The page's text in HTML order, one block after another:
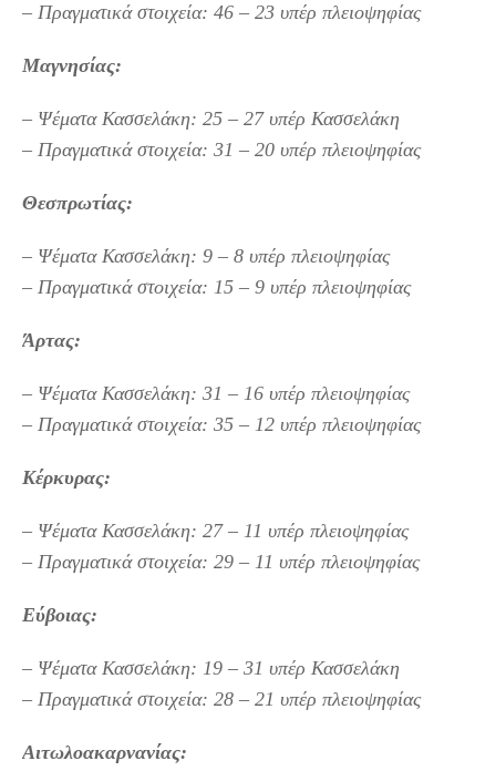
– Πραγματικά στοιχεία: 46 – 23 υπέρ πλειοψηφίας
Μαγνησίας:
– Ψέματα Κασσελάκη: 25 – 27 υπέρ Κασσελάκη
– Πραγματικά στοιχεία: 31 – 20 υπέρ πλειοψηφίας
Θεσπρωτίας:
– Ψέματα Κασσελάκη: 9 – 8 υπέρ πλειοψηφίας
– Πραγματικά στοιχεία: 15 – 9 υπέρ πλειοψηφίας
Άρτας:
– Ψέματα Κασσελάκη: 31 – 16 υπέρ πλειοψηφίας
– Πραγματικά στοιχεία: 35 – 12 υπέρ πλειοψηφίας
Κέρκυρας:
– Ψέματα Κασσελάκη: 27 – 11 υπέρ πλειοψηφίας
– Πραγματικά στοιχεία: 29 – 11 υπέρ πλειοψηφίας
Εύβοιας:
– Ψέματα Κασσελάκη: 19 – 31 υπέρ Κασσελάκη
– Πραγματικά στοιχεία: 28 – 21 υπέρ πλειοψηφίας
Αιτωλοακαρνανίας: